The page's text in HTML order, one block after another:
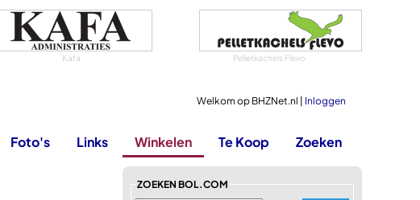
Kafa Pelletkachels Flevo
Welkom op BHZNet.nl | Inloggen
Foto's Links Winkelen Te Koop Zoeken
ZOEKEN BOL.COM